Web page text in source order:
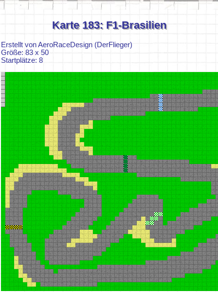
Karte 183: F1-Brasilien
Erstellt von AeroRaceDesign (DerFlieger)
Größe: 83 x 50
Startplätze: 8